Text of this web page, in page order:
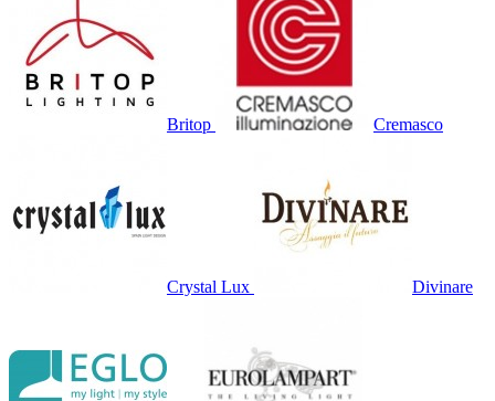
Britop Cremasco
Crystal Lux Divinare